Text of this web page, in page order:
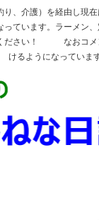
り、介護）を経由し現
っています。ラーメン、
ださい！ なおコメ
けるようになっています